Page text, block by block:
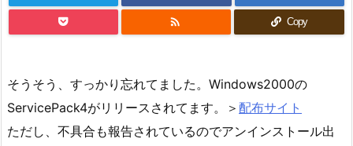
 Copy
そうそう、すっかり忘れてました。Windows2000の
ServicePack4がリリースされてます。＞ 配布サイト
ただし、不具合も報告されているのでアンインストール出